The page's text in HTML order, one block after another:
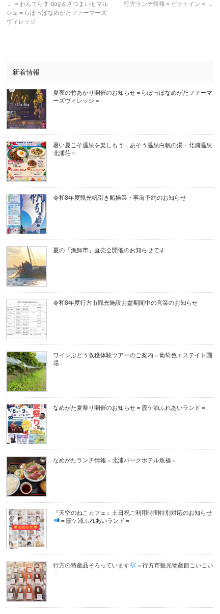
← ＝わんてらす dog＆さつまいもマル
シェ＝らぽっぽなめがたファーマーズ
ヴィレッジ
行方ランチ情報＝ピットイン＝ →
新着情報
夏夜の竹あかり開催のお知らせ＝らぽっぽなめがたファーマ
ーズヴィレッジ＝
暑い夏こそ温泉を楽しもう＝あそう温泉白帆の湯・北浦温泉
北浦荘＝
令和8年度観光帆引き船操業・事前予約のお知らせ
夏の「漁師市」直売会開催のお知らせです
令和8年度行方市観光施設お盆期間中の営業のお知らせ
ワインぶどう収穫体験ツアーのご案内＝葡萄色エステイト圃
場＝
なめがた夏祭り開催のお知らせ＝霞ケ浦ふれあいランド＝
なめがたランチ情報＝北浦パークホテル魚福＝
『天空のねこカフェ』土日祝ご利用時間特別対応のお知らせ
＝霞ケ浦ふれあいランド＝
行方の特産品そろっています
＝行方市観光物産館こいこい
＝